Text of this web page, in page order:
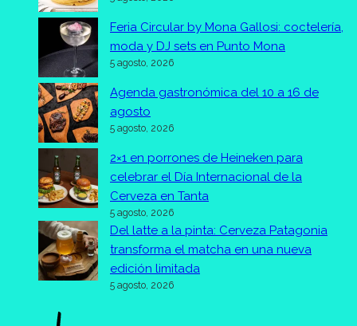
Feria Circular by Mona Gallosi: coctelería,
moda y DJ sets en Punto Mona
5 agosto, 2026
Agenda gastronómica del 10 a 16 de
agosto
5 agosto, 2026
2×1 en porrones de Heineken para
celebrar el Día Internacional de la
Cerveza en Tanta
5 agosto, 2026
Del latte a la pinta: Cerveza Patagonia
transforma el matcha en una nueva
edición limitada
5 agosto, 2026